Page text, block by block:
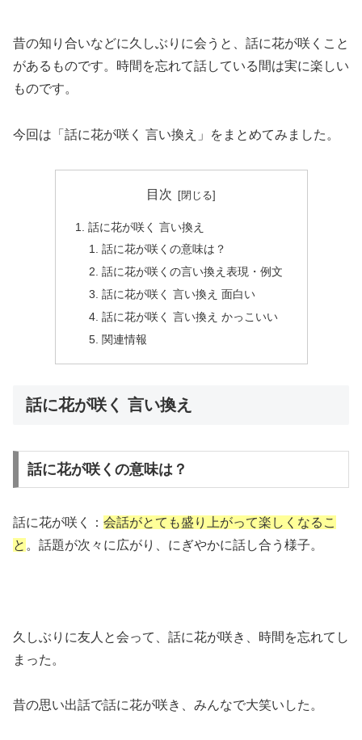
昔の知り合いなどに久しぶりに会うと、話に花が咲くこと
があるものです。時間を忘れて話している間は実に楽しい
ものです。
今回は「話に花が咲く 言い換え」をまとめてみました。
目次
話に花が咲く 言い換え
話に花が咲くの意味は？
話に花が咲くの言い換え表現・例文
話に花が咲く 言い換え 面白い
話に花が咲く 言い換え かっこいい
関連情報
話に花が咲く 言い換え
話に花が咲くの意味は？
話に花が咲く： 会話がとても盛り上がって楽しくなるこ
と 。話題が次々に広がり、にぎやかに話し合う様子。
久しぶりに友人と会って、話に花が咲き、時間を忘れてし
まった。
昔の思い出話で話に花が咲き、みんなで大笑いした。